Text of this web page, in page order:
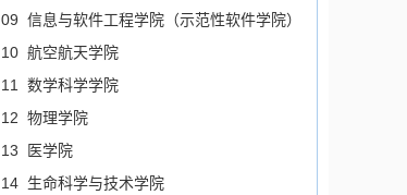
09 信息与软件工程学院（示范性软件学院）
10 航空航天学院
11 数学科学学院
12 物理学院
13 医学院
14 生命科学与技术学院